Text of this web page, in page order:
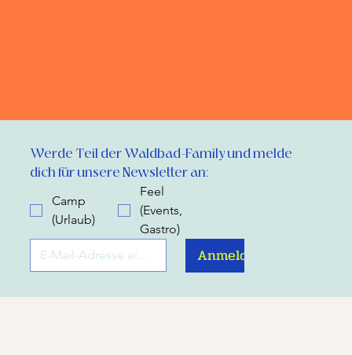
Werde Teil der Waldbad-Family und melde
dich für unsere Newsletter an:
Camp
(Urlaub)
Feel
(Events,
Gastro)
Anmelden